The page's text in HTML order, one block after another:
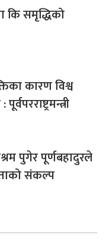
कि समृद्धिको
कारण विश्व
पुगेर पूर्णबहादुरले
संकल्प